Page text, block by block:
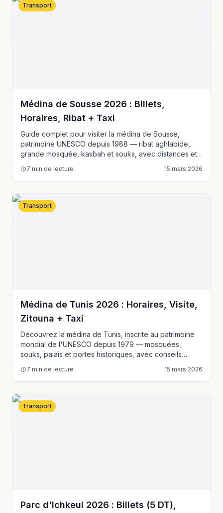
Transport
Médina de Sousse 2026 : Billets,
Horaires, Ribat + Taxi
Guide complet pour visiter la médina de Sousse,
patrimoine UNESCO depuis 1988 — ribat aghlabide,
grande mosquée, kasbah et souks, avec distances et
7 min de lecture 15 mars 2026
Transport
Médina de Tunis 2026 : Horaires, Visite,
Zitouna + Taxi
Découvrez la médina de Tunis, inscrite au patrimoine
mondial de l'UNESCO depuis 1979 — mosquées,
souks, palais et portes historiques, avec conseils
7 min de lecture 15 mars 2026
Transport
Parc d'Ichkeul 2026 : Billets (5 DT),